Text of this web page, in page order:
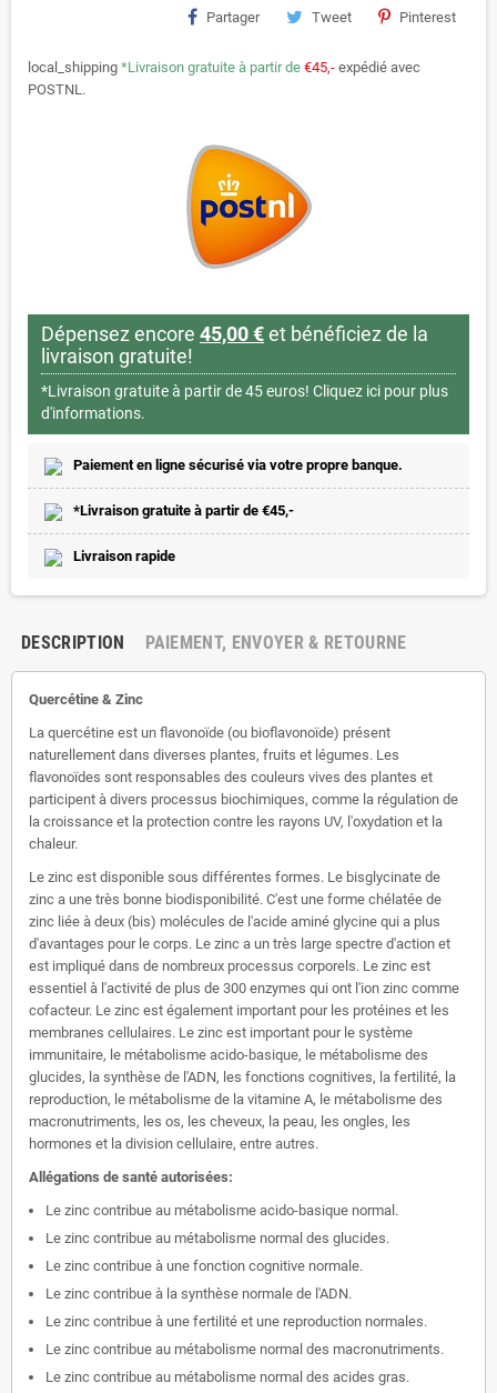
Partager Tweet Pinterest
local_shipping *Livraison gratuite à partir de €45,- expédié avec
POSTNL.
Dépensez encore 45,00 €et bénéficiez de la
livraison gratuite!
*Livraison gratuite à partir de 45 euros! Cliquez ici pour plus
d'informations.
Paiement en ligne sécurisé via votre propre banque.
*Livraison gratuite à partir de €45,-
Livraison rapide
DESCRIPTION PAIEMENT, ENVOYER & RETOURNE
Quercétine & Zinc
La quercétine est un flavonoïde (ou bioflavonoïde) présent
naturellement dans diverses plantes, fruits et légumes. Les
flavonoïdes sont responsables des couleurs vives des plantes et
participent à divers processus biochimiques, comme la régulation de
la croissance et la protection contre les rayons UV, l'oxydation et la
chaleur.
Le zinc est disponible sous différentes formes. Le bisglycinate de
zinc a une très bonne biodisponibilité. C'est une forme chélatée de
zinc liée à deux (bis) molécules de l'acide aminé glycine qui a plus
d'avantages pour le corps. Le zinc a un très large spectre d'action et
est impliqué dans de nombreux processus corporels. Le zinc est
essentiel à l'activité de plus de 300 enzymes qui ont l'ion zinc comme
cofacteur. Le zinc est également important pour les protéines et les
membranes cellulaires. Le zinc est important pour le système
immunitaire, le métabolisme acido-basique, le métabolisme des
glucides, la synthèse de l'ADN, les fonctions cognitives, la fertilité, la
reproduction, le métabolisme de la vitamine A, le métabolisme des
macronutriments, les os, les cheveux, la peau, les ongles, les
hormones et la division cellulaire, entre autres.
Allégations de santé autorisées:
Le zinc contribue au métabolisme acido-basique normal.
Le zinc contribue au métabolisme normal des glucides.
Le zinc contribue à une fonction cognitive normale.
Le zinc contribue à la synthèse normale de l'ADN.
Le zinc contribue à une fertilité et une reproduction normales.
Le zinc contribue au métabolisme normal des macronutriments.
Le zinc contribue au métabolisme normal des acides gras.